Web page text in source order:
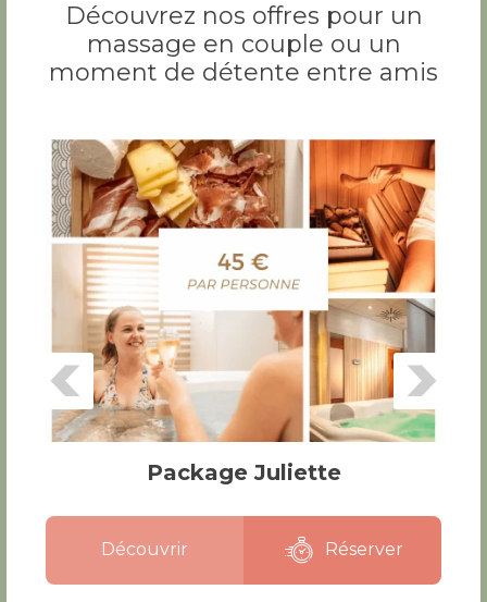
Découvrez nos offres pour un
massage en couple ou un
moment de détente entre amis
Package Juliette
Découvrir Réserver